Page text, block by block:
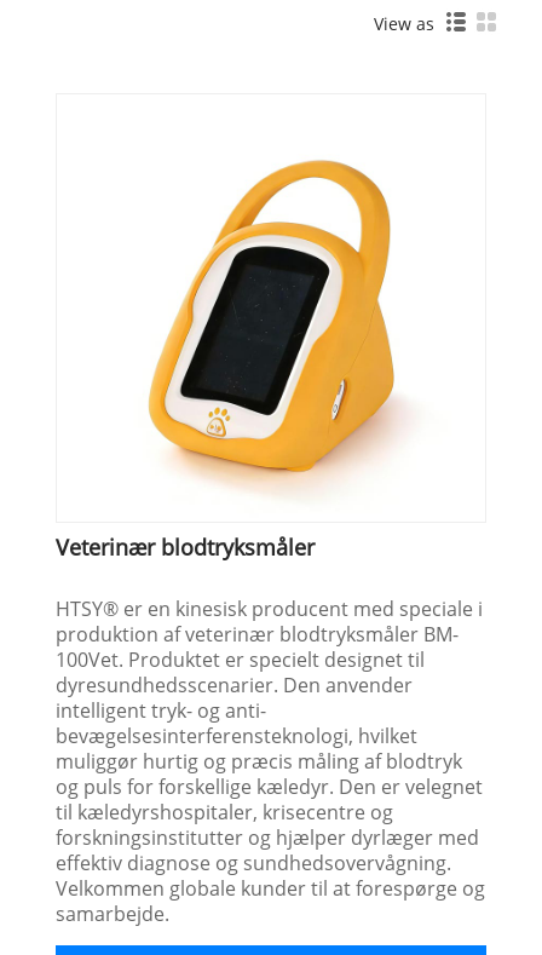
View as
Veterinær blodtryksmåler
HTSY® er en kinesisk producent med speciale i
produktion af veterinær blodtryksmåler BM-
100Vet. Produktet er specielt designet til
dyresundhedsscenarier. Den anvender
intelligent tryk- og anti-
bevægelsesinterferensteknologi, hvilket
muliggør hurtig og præcis måling af blodtryk
og puls for forskellige kæledyr. Den er velegnet
til kæledyrshospitaler, krisecentre og
forskningsinstitutter og hjælper dyrlæger med
effektiv diagnose og sundhedsovervågning.
Velkommen globale kunder til at forespørge og
samarbejde.